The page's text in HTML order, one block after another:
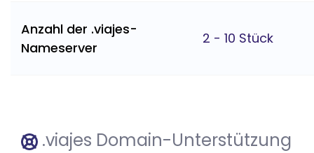
Anzahl der .viajes-
Nameserver
2 - 10 Stück
.viajes Domain-Unterstützung